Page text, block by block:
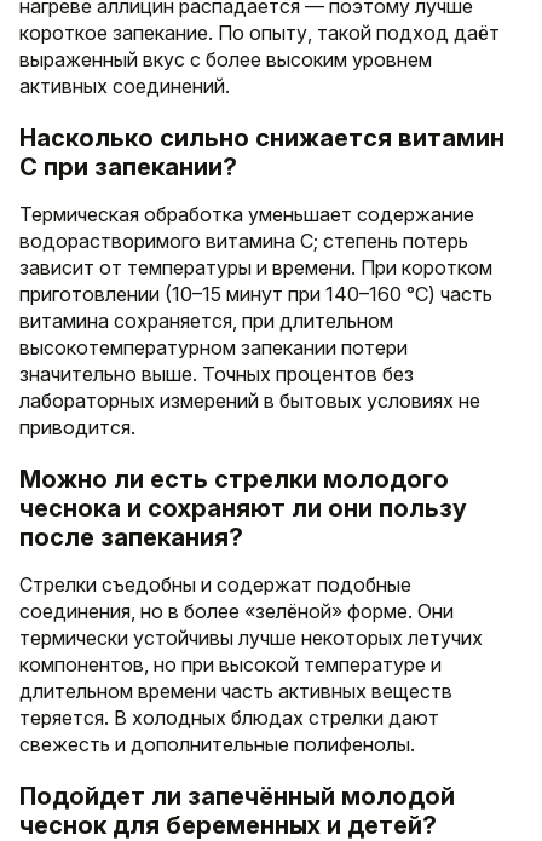
нагреве аллицин распадается — поэтому лучше
короткое запекание. По опыту, такой подход даёт
выраженный вкус с более высоким уровнем
активных соединений.
Насколько сильно снижается витамин
C при запекании?
Термическая обработка уменьшает содержание
водорастворимого витаминa C; степень потерь
зависит от температуры и времени. При коротком
приготовлении (10–15 минут при 140–160 °C) часть
витамина сохраняется, при длительном
высокотемпературном запекании потери
значительно выше. Точных процентов без
лабораторных измерений в бытовых условиях не
приводится.
Можно ли есть стрелки молодого
чеснока и сохраняют ли они пользу
после запекания?
Стрелки съедобны и содержат подобные
соединения, но в более «зелёной» форме. Они
термически устойчивы лучше некоторых летучих
компонентов, но при высокой температуре и
длительном времени часть активных веществ
теряется. В холодных блюдах стрелки дают
свежесть и дополнительные полифенолы.
Подойдет ли запечённый молодой
чеснок для беременных и детей?